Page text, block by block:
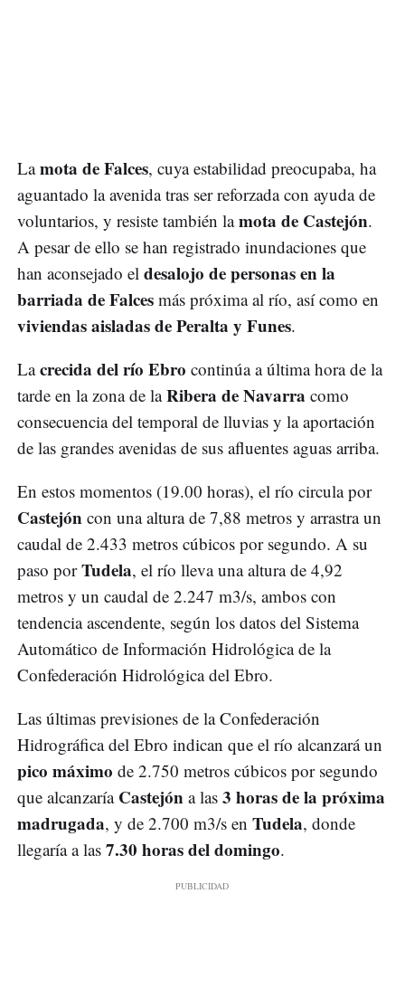
Lamota de Falces, cuya estabilidad preocupaba, ha
aguantado la avenida tras ser reforzada con ayuda de
voluntarios, y resiste también lamota de Castejón.
A pesar de ello se han registrado inundaciones que
han aconsejado el desalojo de personas en la
barriada de Falces más próxima al río, así como en
viviendas aisladas de Peralta y Funes.
Lacrecida del río Ebro continúa a última hora de la
tarde en la zona de laRibera de Navarra como
consecuencia del temporal de lluvias y la aportación
de las grandes avenidas de sus afluentes aguas arriba.
En estos momentos (19.00 horas), el río circula por
Castejón con una altura de 7,88 metros y arrastra un
caudal de 2.433 metros cúbicos por segundo. A su
paso porTudela, el río lleva una altura de 4,92
metros y un caudal de 2.247 m3/s, ambos con
tendencia ascendente, según los datos del Sistema
Automático de Información Hidrológica de la
Confederación Hidrológica del Ebro.
Las últimas previsiones de la Confederación
Hidrográfica del Ebro indican que el río alcanzará un
pico máximo de 2.750 metros cúbicos por segundo
que alcanzaría Castejón a las 3 horas de la próxima
madrugada, y de 2.700 m3/s en Tudela, donde
llegaría a las 7.30 horas del domingo.